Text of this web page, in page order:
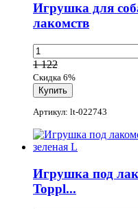
Игрушка для
лакомств
1 122
Скидка 6%
Артикул: lt-022743
Игрушка под
Toppl...